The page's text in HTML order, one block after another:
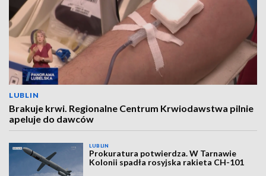
LUBLIN
Brakuje krwi. Regionalne Centrum Krwiodawstwa pilnie
apeluje do dawców
LUBLIN
Prokuratura potwierdza. W Tarnawie
Kolonii spadła rosyjska rakieta CH-101